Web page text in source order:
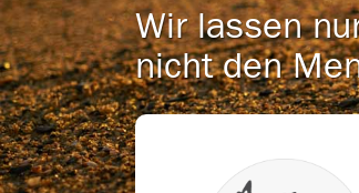
Wir lassen
nicht den